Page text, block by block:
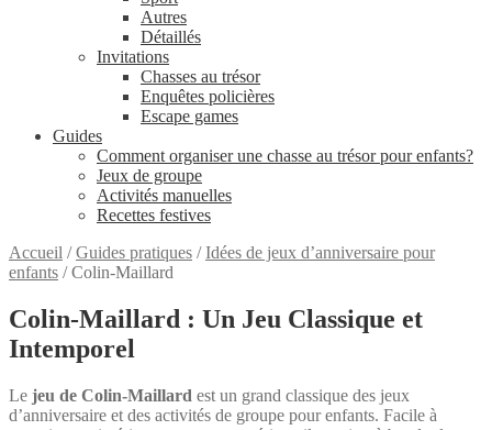
Autres
Détaillés
Invitations
Chasses au trésor
Enquêtes policières
Escape games
Guides
Comment organiser une chasse au trésor pour enfants?
Jeux de groupe
Activités manuelles
Recettes festives
Accueil /Guides pratiques /Idées de jeux d’anniversaire pour
enfants /Colin-Maillard
Colin-Maillard : Un Jeu Classique et
Intemporel
Le jeu de Colin-Maillard est un grand classique des jeux
d’anniversaire et des activités de groupe pour enfants. Facile à